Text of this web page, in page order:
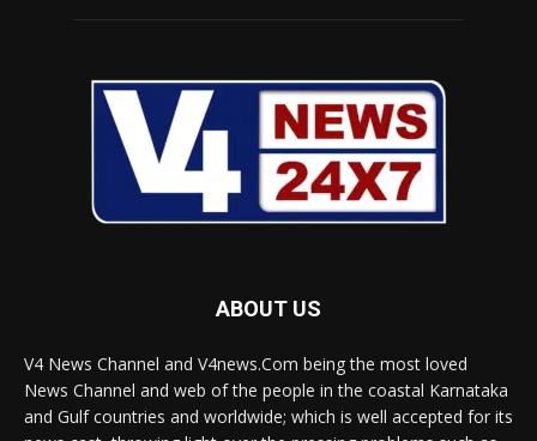
ABOUT US
V4 News Channel and V4news.Com being the most loved
News Channel and web of the people in the coastal Karnataka
and Gulf countries and worldwide; which is well accepted for its